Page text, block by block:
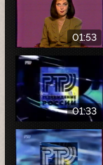
01:53
01:33